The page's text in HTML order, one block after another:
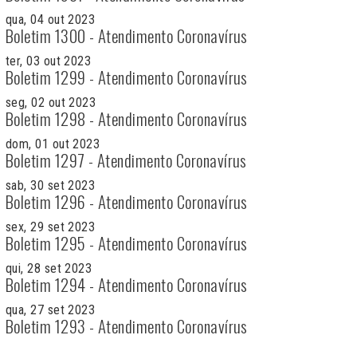
qua, 04 out 2023
Boletim 1300 - Atendimento Coronavírus
ter, 03 out 2023
Boletim 1299 - Atendimento Coronavírus
seg, 02 out 2023
Boletim 1298 - Atendimento Coronavírus
dom, 01 out 2023
Boletim 1297 - Atendimento Coronavírus
sab, 30 set 2023
Boletim 1296 - Atendimento Coronavírus
sex, 29 set 2023
Boletim 1295 - Atendimento Coronavírus
qui, 28 set 2023
Boletim 1294 - Atendimento Coronavírus
qua, 27 set 2023
Boletim 1293 - Atendimento Coronavírus